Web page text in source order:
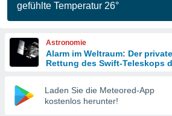
sind.
diese
gefühlte Temperatur 26°
Astronomie
Alarm im Weltraum: Der
Rettung des Swift-Teleskops
Laden Sie die Meteored-App
kostenlos herunter!